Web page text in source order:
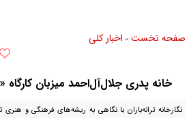
صفحه نخست » اخبار كلی
خانه پدری جلال‌آل‌احمد میزبان
نگارخانه ترانه‌باران با نگاهی به ریشه‌های فرهنگی و هنری